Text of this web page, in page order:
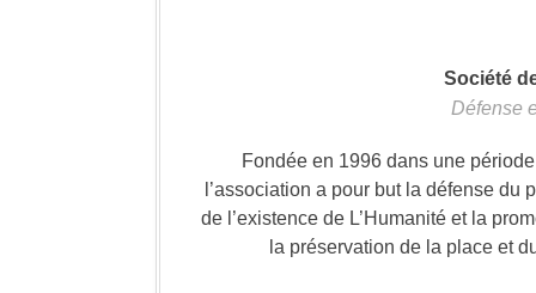
Société
Défense
Fondée en 1996 dans une
l’association a pour but la défense
de l’existence de L’Humanité et la
la préservation de la place et